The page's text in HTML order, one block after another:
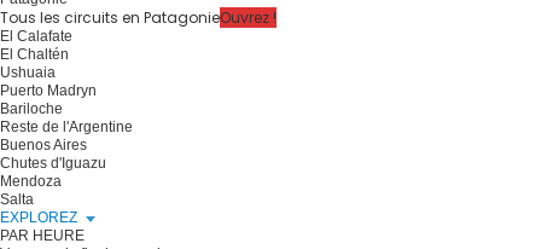
Tous les circuits en PatagonieOuvrez !
El Calafate
El Chaltén
Ushuaia
Puerto Madryn
Bariloche
Reste de l'Argentine
Buenos Aires
Chutes d'Iguazu
Mendoza
Salta
EXPLOREZ
PAR HEURE